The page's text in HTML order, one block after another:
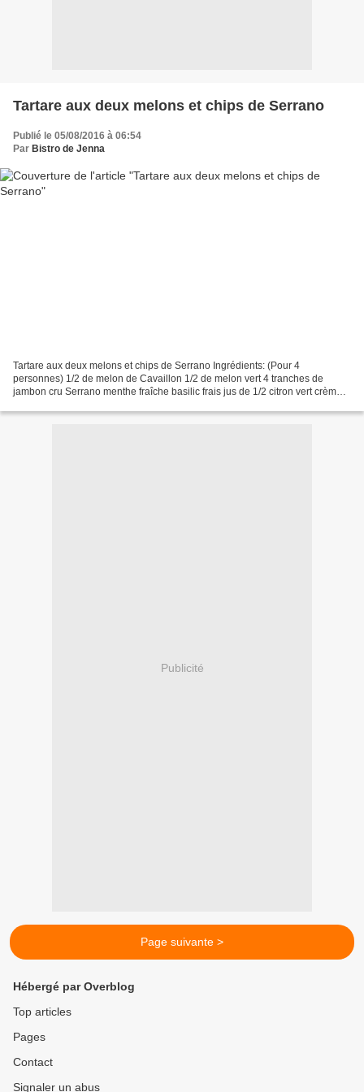
Tartare aux deux melons et chips de Serrano
Publié le 05/08/2016 à 06:54
Par Bistro de Jenna
Tartare aux deux melons et chips de Serrano Ingrédients: (Pour 4
personnes) 1/2 de melon de Cavaillon 1/2 de melon vert 4 tranches de
jambon cru Serrano menthe fraîche basilic frais jus de 1/2 citron vert crème
Publicité
Page suivante >
Hébergé par Overblog
Top articles
Pages
Contact
Signaler un abus